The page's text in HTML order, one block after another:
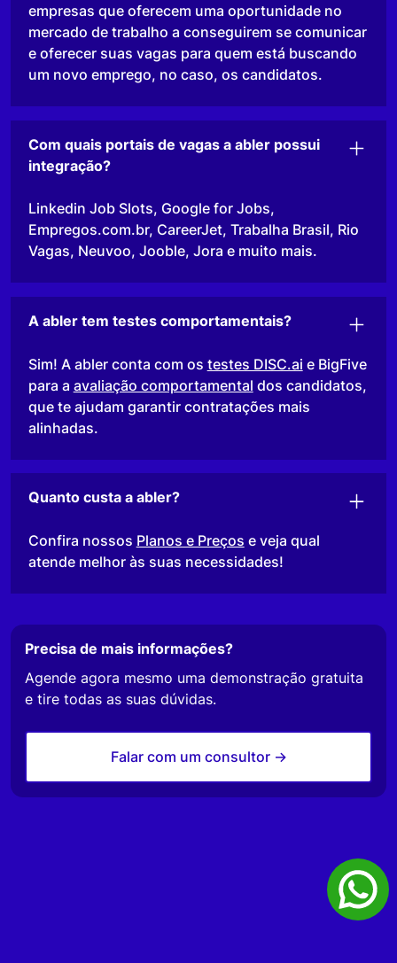
empresas que oferecem uma oportunidade no
mercado de trabalho a conseguirem se comunicar
e oferecer suas vagas para quem está buscando
um novo emprego, no caso, os candidatos.
Com quais portais de vagas a abler possui
integração?
Linkedin Job Slots, Google for Jobs,
Empregos.com.br, CareerJet, Trabalha Brasil, Rio
Vagas, Neuvoo, Jooble, Jora e muito mais.
A abler tem testes comportamentais?
Sim! A abler conta com os testes DISC.ai e BigFive
para a avaliação comportamental dos candidatos,
que te ajudam garantir contratações mais
alinhadas.
Quanto custa a abler?
Confira nossos Planos e Preços e veja qual
atende melhor às suas necessidades!
Precisa de mais informações?
Agende agora mesmo uma demonstração gratuita
e tire todas as suas dúvidas.
Falar com um consultor ->